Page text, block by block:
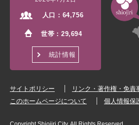
人口： 64,756
世帯：29,694
統計情報
サイトポリシー
リンク・著作権・免責
このホームページについて
個人情報保